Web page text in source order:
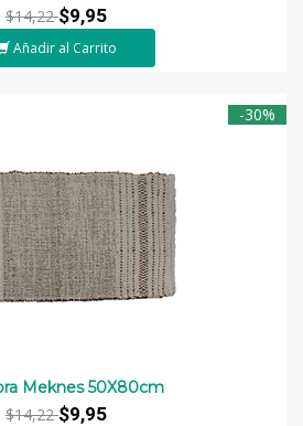
$14,22$9,95
Añadir al Carrito
-30%
Meknes 50X80cm
$14,22$9,95